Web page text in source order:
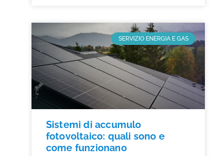
SERVIZIO ENERGIA E GAS
Sistemi di accumulo
fotovoltaico: quali sono e
come funzionano